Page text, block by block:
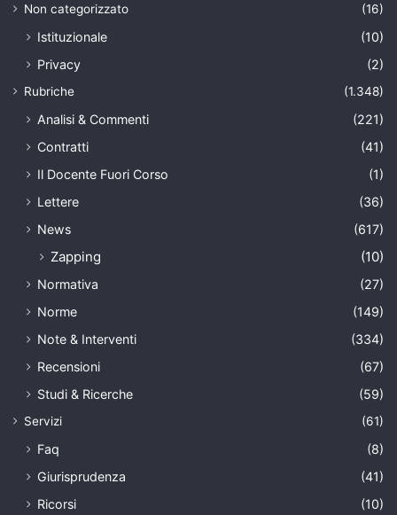
Non categorizzato (16)
Istituzionale
(10)
Privacy
(2)
Rubriche (1.348)
Analisi & Commenti
(221)
Contratti
(41)
Il Docente Fuori Corso
(1)
Lettere
(36)
News
(617)
Zapping (10)
Normativa
(27)
Norme
(149)
Note & Interventi
(334)
Recensioni
(67)
Studi & Ricerche
(59)
Servizi (61)
Faq
(8)
Giurisprudenza
(41)
Ricorsi
(10)